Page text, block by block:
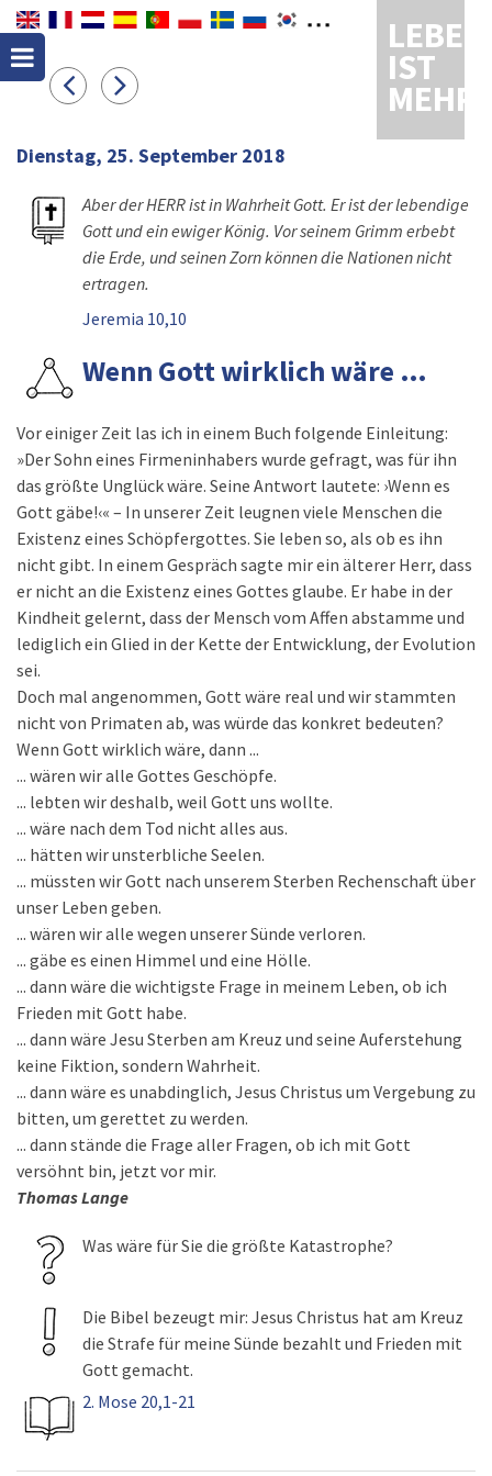
LEBEN
IST
MEHR
Dienstag, 25. September 2018
Aber der HERR ist in Wahrheit Gott. Er ist der lebendige
Gott und ein ewiger König. Vor seinem Grimm erbebt
die Erde, und seinen Zorn können die Nationen nicht
ertragen.
Jeremia 10,10
Wenn Gott wirklich wäre …
Vor einiger Zeit las ich in einem Buch folgende Einleitung:
»Der Sohn eines Firmeninhabers wurde gefragt, was für ihn
das größte Unglück wäre. Seine Antwort lautete: ›Wenn es
Gott gäbe!‹« – In unserer Zeit leugnen viele Menschen die
Existenz eines Schöpfergottes. Sie leben so, als ob es ihn
nicht gibt. In einem Gespräch sagte mir ein älterer Herr, dass
er nicht an die Existenz eines Gottes glaube. Er habe in der
Kindheit gelernt, dass der Mensch vom Affen abstamme und
lediglich ein Glied in der Kette der Entwicklung, der Evolution
sei.
Doch mal angenommen, Gott wäre real und wir stammten
nicht von Primaten ab, was würde das konkret bedeuten?
Wenn Gott wirklich wäre, dann ...
... wären wir alle Gottes Geschöpfe.
... lebten wir deshalb, weil Gott uns wollte.
... wäre nach dem Tod nicht alles aus.
... hätten wir unsterbliche Seelen.
... müssten wir Gott nach unserem Sterben Rechenschaft über
unser Leben geben.
... wären wir alle wegen unserer Sünde verloren.
... gäbe es einen Himmel und eine Hölle.
... dann wäre die wichtigste Frage in meinem Leben, ob ich
Frieden mit Gott habe.
... dann wäre Jesu Sterben am Kreuz und seine Auferstehung
keine Fiktion, sondern Wahrheit.
... dann wäre es unabdinglich, Jesus Christus um Vergebung zu
bitten, um gerettet zu werden.
... dann stände die Frage aller Fragen, ob ich mit Gott
versöhnt bin, jetzt vor mir.
Thomas Lange
Was wäre für Sie die größte Katastrophe?
Die Bibel bezeugt mir: Jesus Christus hat am Kreuz
die Strafe für meine Sünde bezahlt und Frieden mit
Gott gemacht.
2. Mose 20,1-21